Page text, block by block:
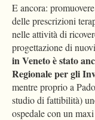
E ancora:
delle prescrizioni
nelle attività di
progettazione di
in Veneto è stato
Regionale per gli
mentre proprio a
studio di fattibilità)
ospedale con un